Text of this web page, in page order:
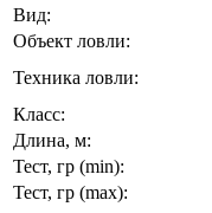
Вид:
Объект ловли:
Техника ловли:
Класс:
Длина, м:
Тест, гр (min):
Тест, гр (max):